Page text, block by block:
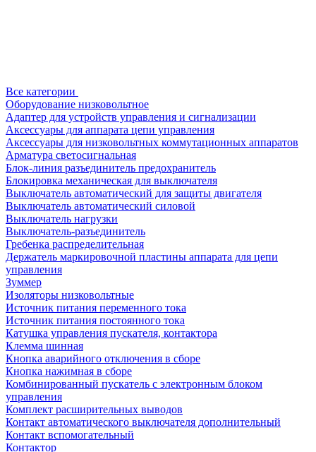
Все категории
Оборудование низковольтное
Адаптер для устройств управления и сигнализации
Аксессуары для аппарата цепи управления
Аксессуары для низковольтных коммутационных аппаратов
Арматура светосигнальная
Блок-линия разъединитель предохранитель
Блокировка механическая для выключателя
Выключатель автоматический для защиты двигателя
Выключатель автоматический силовой
Выключатель нагрузки
Выключатель-разъединитель
Гребенка распределительная
Держатель маркировочной пластины аппарата для цепи
управления
Зуммер
Изоляторы низковольтные
Источник питания переменного тока
Источник питания постоянного тока
Катушка управления пускателя, контактора
Клемма шинная
Кнопка аварийного отключения в сборе
Кнопка нажимная в сборе
Комбинированный пускатель с электронным блоком
управления
Комплект расширительных выводов
Контакт автоматического выключателя дополнительный
Контакт вспомогательный
Контактор